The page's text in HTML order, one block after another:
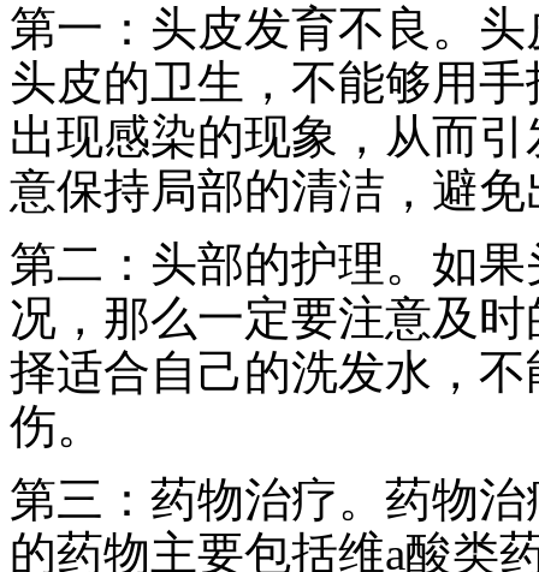
第一：头皮发育不良。
头皮的卫生，不能够用
出现感染的现象，从而
意保持局部的清洁，避
第二：头部的护理。如
况，那么一定要注意及
择适合自己的洗发水，
伤。
第三：药物治疗。药物
的药物主要包括维a酸类